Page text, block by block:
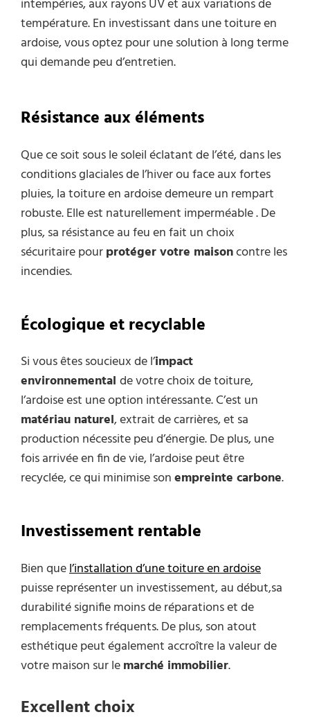
intempéries, aux rayons UV et aux variations de
température. En investissant dans une toiture en
ardoise, vous optez pour une solution à long terme
qui demande peu d’entretien.
Résistance aux éléments
Que ce soit sous le soleil éclatant de l’été, dans les
conditions glaciales de l’hiver ou face aux fortes
pluies, la toiture en ardoise demeure un rempart
robuste. Elle est naturellement imperméable . De
plus, sa résistance au feu en fait un choix
sécuritaire pourprotéger votre maisoncontre les
incendies.
Écologique et recyclable
Si vous êtes soucieux de l’impact
environnemental de votre choix de toiture,
l’ardoise est une option intéressante. C’est un
matériau naturel, extrait de carrières, et sa
production nécessite peu d’énergie. De plus, une
fois arrivée en fin de vie, l’ardoise peut être
recyclée, ce qui minimise sonempreinte carbone.
Investissement rentable
Bien quel’installation d’une toiture en ardoise
puisse représenter un investissement, au début,sa
durabilité signifie moins de réparations et de
remplacements fréquents. De plus, son atout
esthétique peut également accroître la valeur de
votre maison sur lemarché immobilier.
Excellent choix